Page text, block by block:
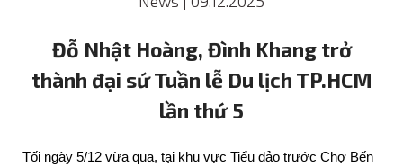
Đỗ Nhật Hoàng, Đình Khang trở
thành đại sứ Tuần lễ Du lịch TP.HCM
lần thứ 5
Tối ngày 5/12 vừa qua, tại khu vực Tiểu đảo trước Chợ Bến